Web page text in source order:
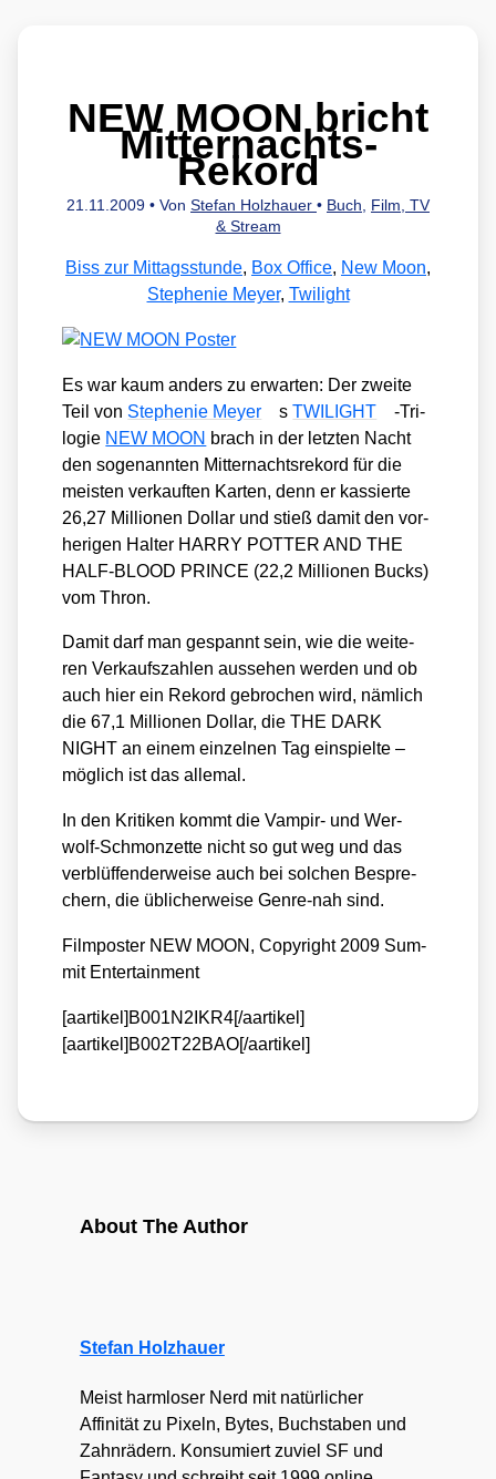
NEW MOON bricht
Mitternachts-
Rekord
21.11.2009 • Von Stefan Holzhauer • Buch, Film, TV
& Stream
Biss zur Mittagsstunde, Box Office, New Moon,
Stephenie Meyer, Twilight
Es war kaum anders zu erwar­ten: Der zwei­te
Teil von Ste­phe­nie Mey­er sTWILIGHT
-Tri­
lo­gie NEW MOON brach in der letz­ten Nacht
den soge­nann­ten Mit­ter­nachts­re­kord für die
meis­ten ver­kauf­ten Kar­ten, denn er kas­sier­te
26,27 Mil­lio­nen Dol­lar und stieß damit den vor­
he­ri­gen Hal­ter HARRY POTTER AND THE
HALF-BLOOD PRINCE (22,2 Mil­lio­nen Bucks)
vom Thron.
Damit darf man gespannt sein, wie die wei­te­
ren Ver­kaufs­zah­len aus­se­hen wer­den und ob
auch hier ein Rekord gebro­chen wird, näm­lich
die 67,1 Mil­lio­nen Dol­lar, die THE DARK
NIGHT an einem ein­zel­nen Tag ein­spiel­te –
mög­lich ist das alle­mal.
In den Kri­ti­ken kommt die Vam­pir- und Wer­
wolf-Schmon­zet­te nicht so gut weg und das
ver­blüf­fen­der­wei­se auch bei sol­chen Bespre­
chern, die übli­cher­wei­se Gen­re-nah sind.
Film­pos­ter NEW MOON, Copy­right 2009 Sum­
mit Enter­tain­ment
[aartikel]B001N2IKR4[/aartikel]
[aartikel]B002T22BAO[/aartikel]
About The Author
Stefan Holzhauer
Meist harmloser Nerd mit natürlicher
Affinität zu Pixeln, Bytes, Buchstaben und
Zahnrädern. Konsumiert zuviel SF und